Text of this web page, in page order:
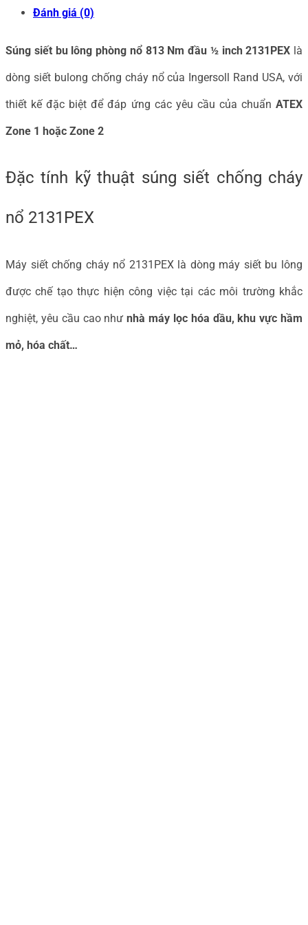
chuẩn
ATEX
2131PEX
số
Đánh giá (0)
Súng siết bu lông phòng nổ 813 Nm đầu ½ inch 2131PEX là
dòng siết bulong chống cháy nổ của Ingersoll Rand USA, với
thiết kế đặc biệt để đáp ứng các yêu cầu của chuẩn ATEX
Zone 1 hoặc Zone 2
Đặc tính kỹ thuật súng siết chống cháy
nổ 2131PEX
Máy siết chống cháy nổ 2131PEX là dòng máy siết bu lông
được chế tạo thực hiện công việc tại các môi trường khắc
nghiệt, yêu cầu cao nhưnhà máy lọc hóa dầu, khu vực hầm
mỏ, hóa chất…